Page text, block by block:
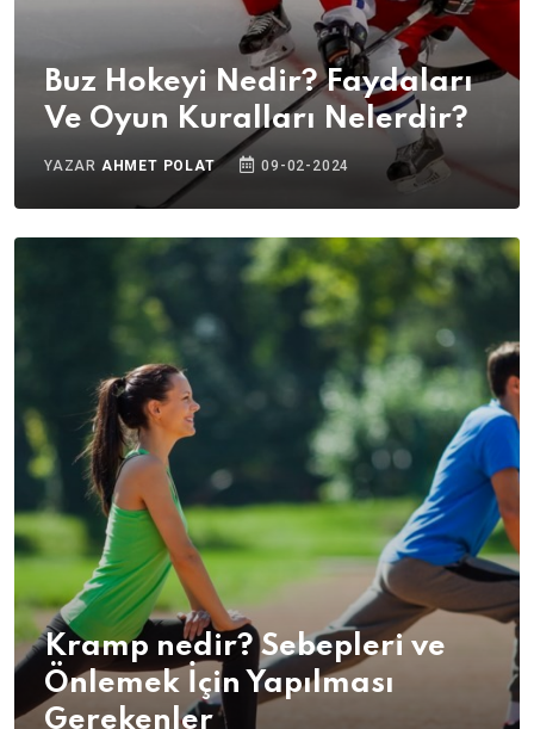
Buz Hokeyi Nedir? Faydaları
Ve Oyun Kuralları Nelerdir?
YAZAR AHMET POLAT 09-02-2024
Kramp nedir? Sebepleri ve
Önlemek İçin Yapılması
Gerekenler